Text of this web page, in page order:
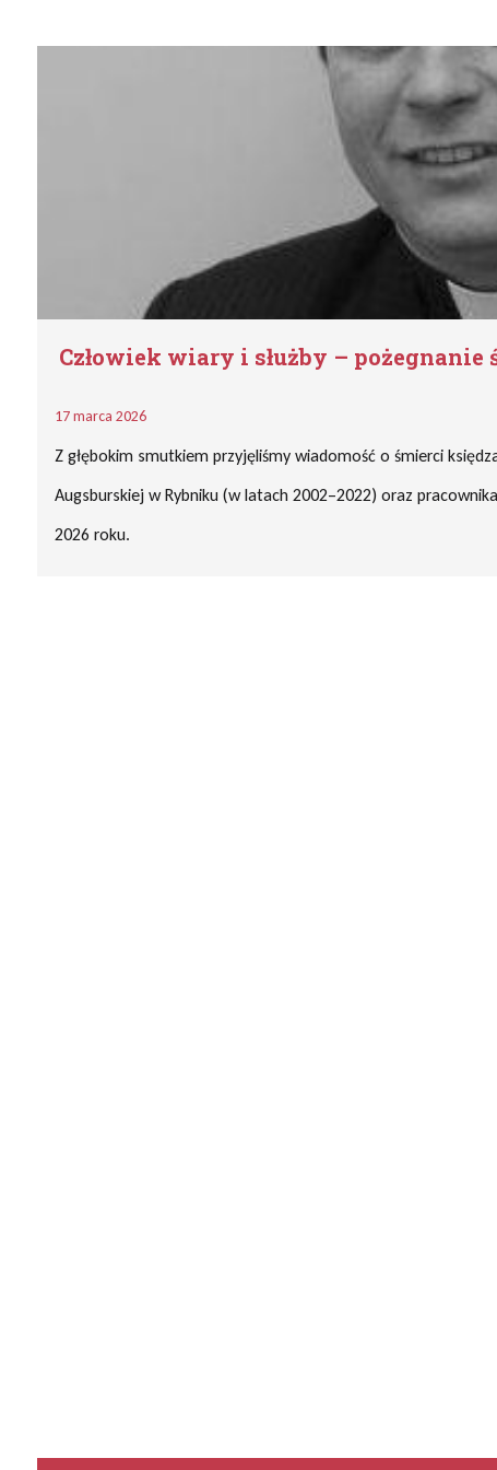
Człowiek wiary i służby – pożegnanie
17 marca 2026
Z głębokim smutkiem przyjęliśmy wiadomość o śmierci
Augsburskiej w Rybniku (w latach 2002–2022) oraz
2026 roku.